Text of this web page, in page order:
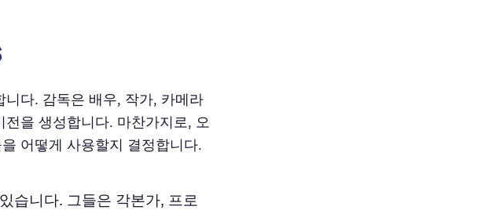
다. 감독은 배우, 작가, 카메라
을 생성합니다. 마찬가지로, 오
어떻게 사용할지 결정합니다.
습니다. 그들은 각본가, 프로